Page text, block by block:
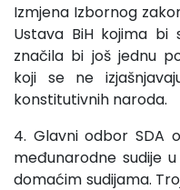
Izmjena Izbornog
Ustava BiH kojima bi
značila bi još jednu
koji se ne
konstitutivnih naroda.
4. Glavni odbor SDA
međunarodne sudije
domaćim sudijama.